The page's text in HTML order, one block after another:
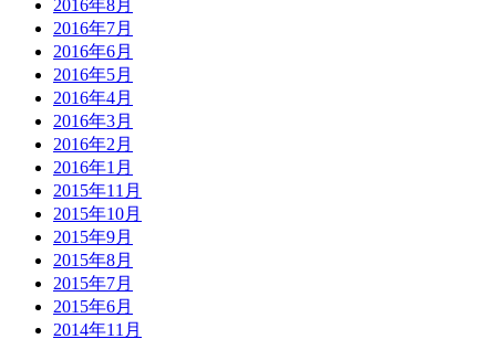
2016年8月
2016年7月
2016年6月
2016年5月
2016年4月
2016年3月
2016年2月
2016年1月
2015年11月
2015年10月
2015年9月
2015年8月
2015年7月
2015年6月
2014年11月